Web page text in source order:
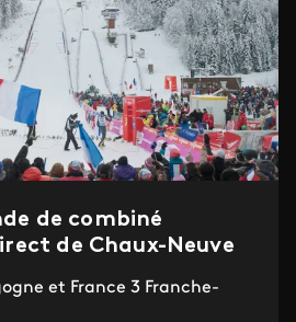
de combiné
de Chaux-Neuve
et France 3 Franche-